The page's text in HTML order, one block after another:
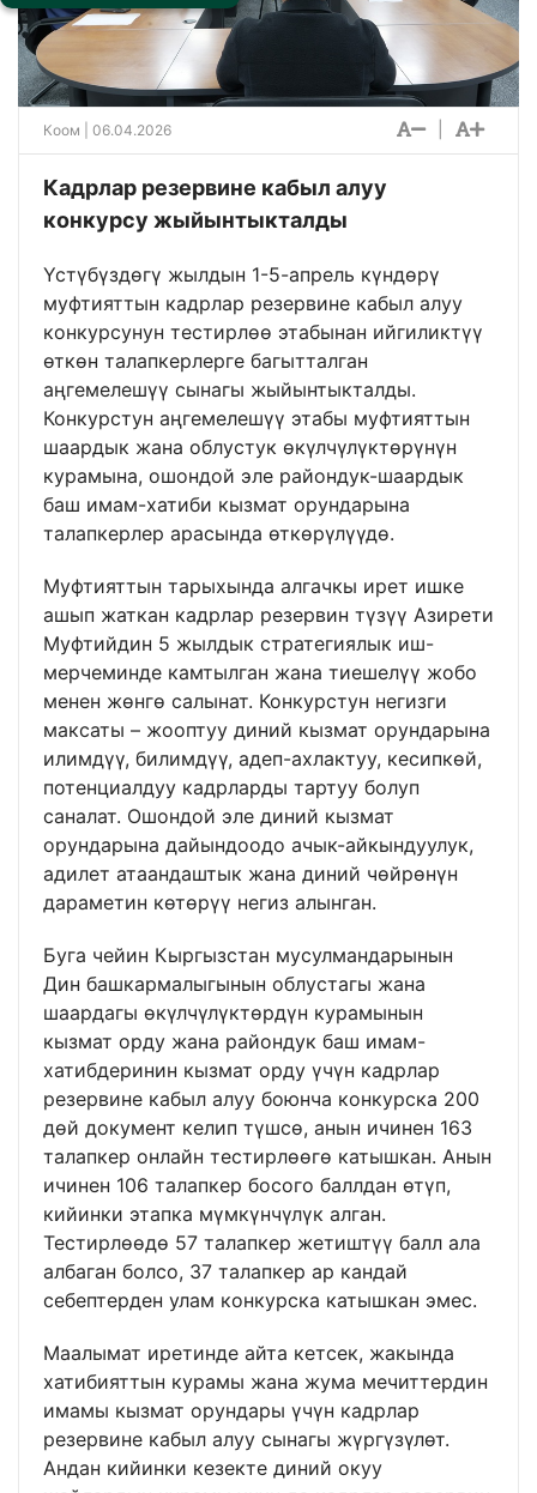
Коом | 06.04.2026
Кадрлар резервине кабыл алуу
конкурсу жыйынтыкталды
Үстүбүздөгү жылдын 1-5-апрель күндөрү
муфтияттын кадрлар резервине кабыл алуу
конкурсунун тестирлөө этабынан ийгиликтүү
өткөн талапкерлерге багытталган
аңгемелешүү сынагы жыйынтыкталды.
Конкурстун аңгемелешүү этабы муфтияттын
шаардык жана облустук өкүлчүлүктөрүнүн
курамына, ошондой эле райондук-шаардык
баш имам-хатиби кызмат орундарына
талапкерлер арасында өткөрүлүүдө.
Муфтияттын тарыхында алгачкы ирет ишке
ашып жаткан кадрлар резервин түзүү Азирети
Муфтийдин 5 жылдык стратегиялык иш-
мерчеминде камтылган жана тиешелүү жобо
менен жөнгө салынат. Конкурстун негизги
максаты – жооптуу диний кызмат орундарына
илимдүү, билимдүү, адеп-ахлактуу, кесипкөй,
потенциалдуу кадрларды тартуу болуп
саналат. Ошондой эле диний кызмат
орундарына дайындоодо ачык-айкындуулук,
адилет атаандаштык жана диний чөйрөнүн
дараметин көтөрүү негиз алынган.
Буга чейин Кыргызстан мусулмандарынын
Дин башкармалыгынын облустагы жана
шаардагы өкүлчүлүктөрдүн курамынын
кызмат орду жана райондук баш имам-
хатибдеринин кызмат орду үчүн кадрлар
резервине кабыл алуу боюнча конкурска 200
дөй документ келип түшсө, анын ичинен 163
талапкер онлайн тестирлөөгө катышкан. Анын
ичинен 106 талапкер босого баллдан өтүп,
кийинки этапка мүмкүнчүлүк алган.
Тестирлөөдө 57 талапкер жетиштүү балл ала
албаган болсо, 37 талапкер ар кандай
себептерден улам конкурска катышкан эмес.
Маалымат иретинде айта кетсек, жакында
хатибияттын курамы жана жума мечиттердин
имамы кызмат орундары үчүн кадрлар
резервине кабыл алуу сынагы жүргүзүлөт.
Андан кийинки кезекте диний окуу